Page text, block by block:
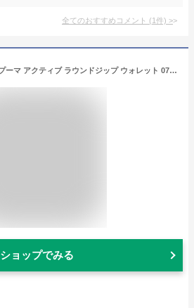
全てのおすすめコメント (1件) >
財布 キッズ PUMA プーマ アクティブ ラウンドジップ ウォレット 075354 小学生 二つ折り財布 コイルチェーン付き ジュニア スポーツブランド こども こども用 小銭入れ 札入れ コインケース ファスナー サッカー フットサル おしゃれ メール便OK
ショップでみる